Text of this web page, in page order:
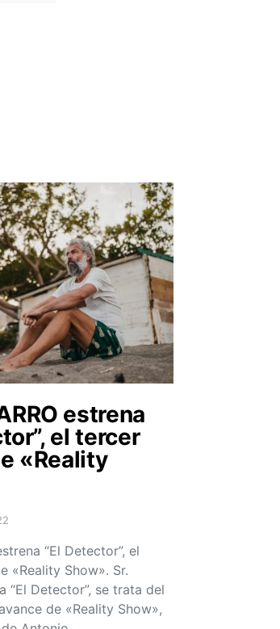
estrena
el tercer
«Reality
“El Detector”, el
«Reality Show». Sr.
“El Detector”, se trata del
de «Reality Show»,